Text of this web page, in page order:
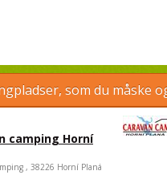
som du måske
camping Horní
, 38226 Horní Planá